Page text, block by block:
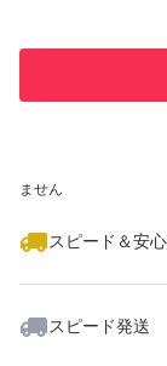
ません
スピード＆安
スピード発送